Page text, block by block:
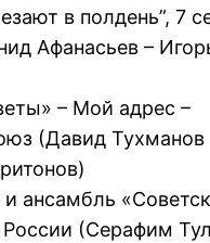
в полдень”, 7
Афанасьев –
– Мой адрес –
(Давид
ансамбль
(Серафим